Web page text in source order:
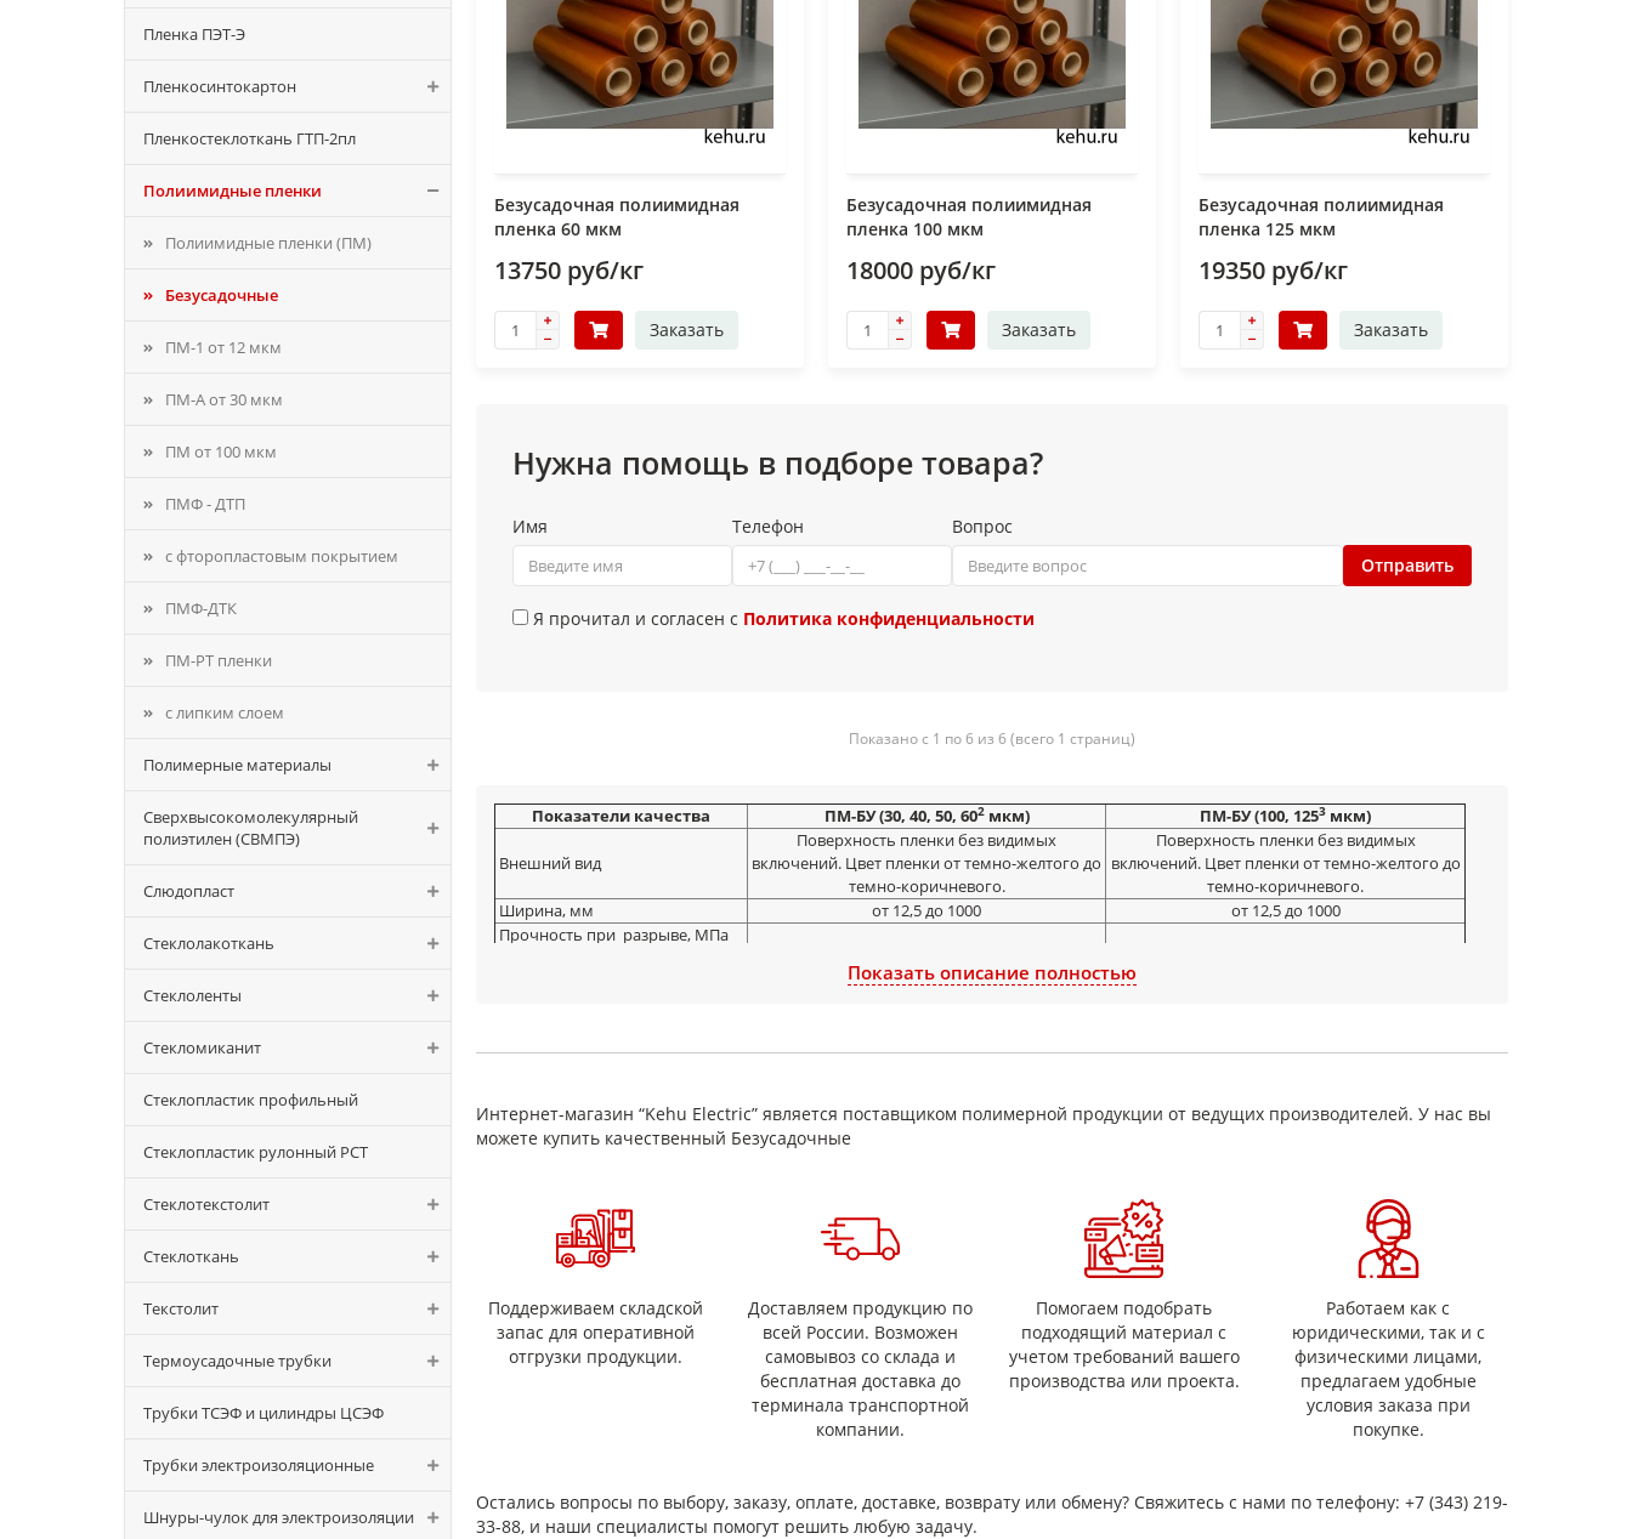
Пленка ПЭТ-Э
Пленкосинтокартон
Пленкостеклоткань ГТП-2пл
Полиимидные пленки
Полиимидные пленки (ПМ)
Безусадочные
ПМ-1 от 12 мкм
ПМ-А от 30 мкм
ПМ от 100 мкм
ПМФ - ДТП
с фторопластовым покрытием
ПМФ-ДТК
ПМ-РТ пленки
с липким слоем
Полимерные материалы
Сверхвысокомолекулярный
полиэтилен (СВМПЭ)
Слюдопласт
Стеклолакоткань
Стеклоленты
Стекломиканит
Стеклопластик профильный
Стеклопластик рулонный РСТ
Стеклотекстолит
Стеклоткань
Текстолит
Термоусадочные трубки
Трубки ТСЭФ и цилиндры ЦСЭФ
Трубки электроизоляционные
Шнуры-чулок для электроизоляции
Безусадочная полиимидная
пленка 60 мкм
13750 руб/кг
Заказать
Безусадочная полиимидная
пленка 100 мкм
18000 руб/кг
Заказать
Безусадочная полиимидная
пленка 125 мкм
19350 руб/кг
Заказать
Нужна помощь в подборе товара?
Имя Телефон
Вопрос
Отправить
Я прочитал и согласен с Политика конфиденциальности
Показано с 1 по 6 из 6 (всего 1 страниц)
Показатели качества ПМ-БУ (30, 40, 50, 602мкм) ПМ-БУ (100, 1253 мкм)
Внешний вид
Поверхность пленки без видимых
включений. Цвет пленки от темно-желтого до
темно-коричневого.
Поверхность пленки без видимых
включений. Цвет пленки от темно-желтого до
темно-коричневого.
Ширина, мм
от 12,5 до 1000
от 12,5 до 1000
Прочность при разрыве, МПа
продольное направление
Ом*м, не менее
Электрическая прочность, кВ/
Показать описание полностью
Интернет-магазин “Kehu Electric” является поставщиком полимерной продукции от ведущих производителей. У нас вы
можете купить качественный Безусадочные
Поддерживаем складской
запас для оперативной
отгрузки продукции.
Доставляем продукцию по
всей России. Возможен
самовывоз со склада и
бесплатная доставка до
терминала транспортной
компании.
Помогаем подобрать
подходящий материал с
учетом требований вашего
производства или проекта.
Работаем как с
юридическими, так и с
физическими лицами,
предлагаем удобные
условия заказа при
покупке.
Остались вопросы по выбору, заказу, оплате, доставке, возврату или обмену? Свяжитесь с нами по телефону: +7 (343) 219-
33-88, и наши специалисты помогут решить любую задачу.